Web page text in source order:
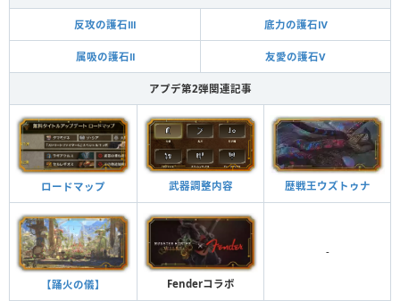
反攻の護石Ⅲ 底力の護石Ⅳ
属吸の護石Ⅱ 友愛の護石Ⅴ
アプデ第2弾関連記事
ロードマップ 武器調整内容 歴戦王ウズトゥナ
【踊火の儀】 Fenderコラボ
-